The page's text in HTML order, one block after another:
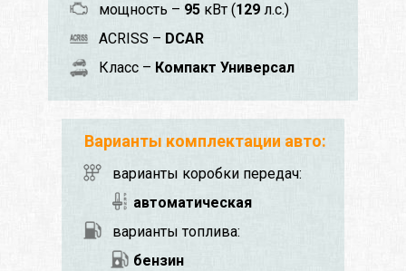
мощность – 95 кВт (129 л.с.)
ACRISS – DCAR
Класс – Компакт Универсал
Варианты комплектации авто:
варианты коробки передач:
автоматическая
варианты топлива:
бензин